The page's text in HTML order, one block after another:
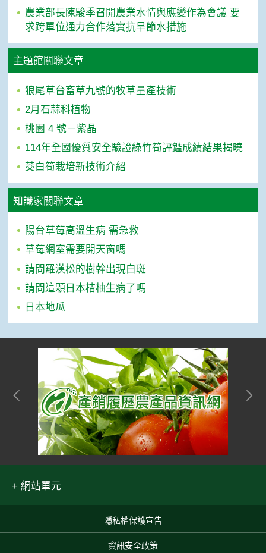
農業部長陳駿季召開農業水情與應變作為會議 要
求跨單位通力合作落實抗旱節水措施
主題館關聯文章
狼尾草台畜草九號的牧草量產技術
2月石蒜科植物
桃園 4 號－紫晶
114年全國優質安全驗證綠竹筍評鑑成績結果揭曉
茭白筍栽培新技術介紹
知識家關聯文章
陽台草莓高溫生病 需急救
草莓網室需要開天窗嗎
請問羅漢松的樹幹出現白斑
請問這顆日本桔柚生病了嗎
日本地瓜
網站單元
隱私權保護宣告
資訊安全政策